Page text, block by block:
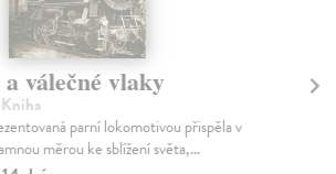
válečné vlaky
parní lokomotivou přispěla v
měrou ke sblížení světa,...